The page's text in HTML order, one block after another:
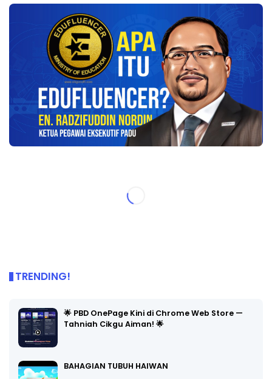
TRENDING!
🌟 PBD OnePage Kini di Chrome Web Store —
Tahniah Cikgu Aiman! 🌟
BAHAGIAN TUBUH HAIWAN